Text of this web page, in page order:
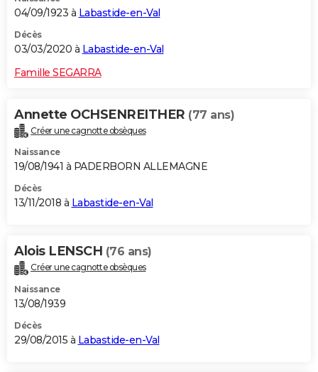
04/09/1923 à Labastide-en-Val
Décès
03/03/2020 à Labastide-en-Val
Famille SEGARRA
Annette OCHSENREITHER (77 ans)
Créer une cagnotte obsèques
Naissance
19/08/1941 à PADERBORN ALLEMAGNE
Décès
13/11/2018 à Labastide-en-Val
Alois LENSCH (76 ans)
Créer une cagnotte obsèques
Naissance
13/08/1939
Décès
29/08/2015 à Labastide-en-Val